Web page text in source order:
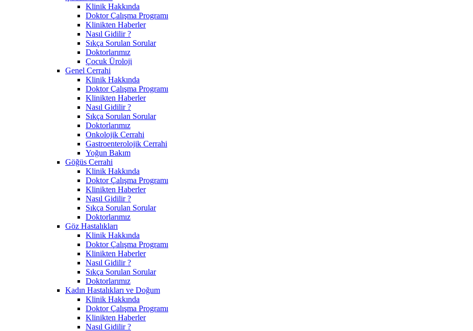
Klinik Hakkında
Doktor Çalışma Programı
Klinikten Haberler
Nasıl Gidilir ?
Sıkça Sorulan Sorular
Doktorlarımız
Çocuk Üroloji
Genel Cerrahi
Klinik Hakkında
Doktor Çalışma Programı
Klinikten Haberler
Nasıl Gidilir ?
Sıkça Sorulan Sorular
Doktorlarımız
Onkolojik Cerrahi
Gastroenterolojik Cerrahi
Yoğun Bakım
Göğüs Cerrahi
Klinik Hakkında
Doktor Çalışma Programı
Klinikten Haberler
Nasıl Gidilir ?
Sıkça Sorulan Sorular
Doktorlarımız
Göz Hastalıkları
Klinik Hakkında
Doktor Çalışma Programı
Klinikten Haberler
Nasıl Gidilir ?
Sıkça Sorulan Sorular
Doktorlarımız
Kadın Hastalıkları ve Doğum
Klinik Hakkında
Doktor Çalışma Programı
Klinikten Haberler
Nasıl Gidilir ?